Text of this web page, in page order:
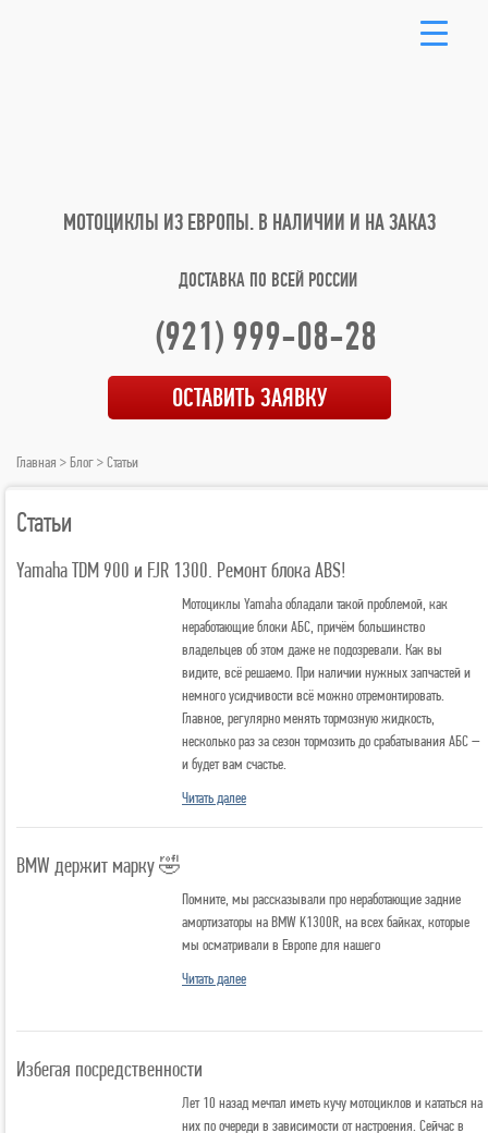
МОТОЦИКЛЫ ИЗ ЕВРОПЫ. В НАЛИЧИИ И НА ЗАКАЗ
ДОСТАВКА ПО ВСЕЙ РОССИИ
(921) 999-08-28
ОСТАВИТЬ ЗАЯВКУ
Главная >Блог>Статьи
Статьи
Yamaha TDM 900 и FJR 1300. Ремонт блока ABS!
Мотоциклы Yamaha обладали такой проблемой, как
неработающие блоки АБС, причём большинство
владельцев об этом даже не подозревали. Как вы
видите, всё решаемо. При наличии нужных запчастей и
немного усидчивости всё можно отремонтировать.
Главное, регулярно менять тормозную жидкость,
несколько раз за сезон тормозить до срабатывания АБС –
и будет вам счастье.
Читать далее
BMW держит марку 🤣
Помните, мы рассказывали про неработающие задние
амортизаторы на BMW K1300R, на всех байках, которые
мы осматривали в Европе для нашего
Читать далее
Избегая посредственности
Лет 10 назад мечтал иметь кучу мотоциклов и кататься на
них по очереди в зависимости от настроения. Сейчас в